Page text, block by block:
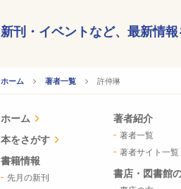
新刊・イベントなど、 最新情
ホーム 著者一覧 CURRENT:
許仲琳
ホーム
本をさがす
書籍情報
先月の新刊
著者紹介
著者一覧
著者サイト一覧
書店・図書館